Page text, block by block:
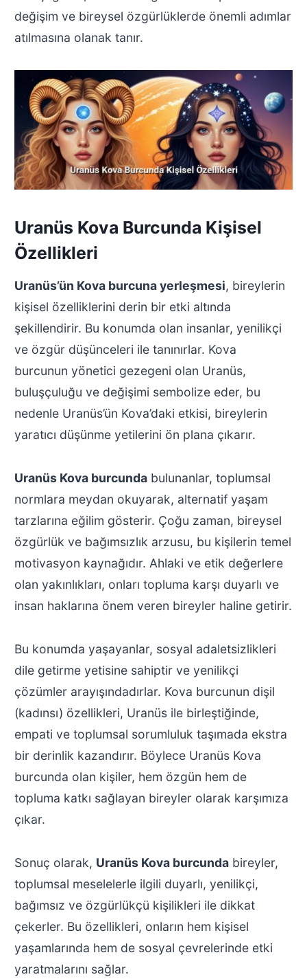
değişim ve bireysel özgürlüklerde önemli adımlar
atılmasına olanak tanır.
Uranüs Kova Burcunda Kişisel
Özellikleri
Uranüs’ün Kova burcuna yerleşmesi, bireylerin
kişisel özelliklerini derin bir etki altında
şekillendirir. Bu konumda olan insanlar, yenilikçi
ve özgür düşünceleri ile tanınırlar. Kova
burcunun yönetici gezegeni olan Uranüs,
buluşçuluğu ve değişimi sembolize eder, bu
nedenle Uranüs’ün Kova’daki etkisi, bireylerin
yaratıcı düşünme yetilerini ön plana çıkarır.
Uranüs Kova burcundabulunanlar, toplumsal
normlara meydan okuyarak, alternatif yaşam
tarzlarına eğilim gösterir. Çoğu zaman, bireysel
özgürlük ve bağımsızlık arzusu, bu kişilerin temel
motivasyon kaynağıdır. Ahlaki ve etik değerlere
olan yakınlıkları, onları topluma karşı duyarlı ve
insan haklarına önem veren bireyler haline getirir.
Bu konumda yaşayanlar, sosyal adaletsizlikleri
dile getirme yetisine sahiptir ve yenilikçi
çözümler arayışındadırlar. Kova burcunun dişil
(kadınsı) özellikleri, Uranüs ile birleştiğinde,
empati ve toplumsal sorumluluk taşımada ekstra
bir derinlik kazandırır. Böylece Uranüs Kova
burcunda olan kişiler, hem özgün hem de
topluma katkı sağlayan bireyler olarak karşımıza
çıkar.
Sonuç olarak, Uranüs Kova burcundabireyler,
toplumsal meselelerle ilgili duyarlı, yenilikçi,
bağımsız ve özgürlükçü kişilikleri ile dikkat
çekerler. Bu özellikleri, onların hem kişisel
yaşamlarında hem de sosyal çevrelerinde etki
yaratmalarını sağlar.